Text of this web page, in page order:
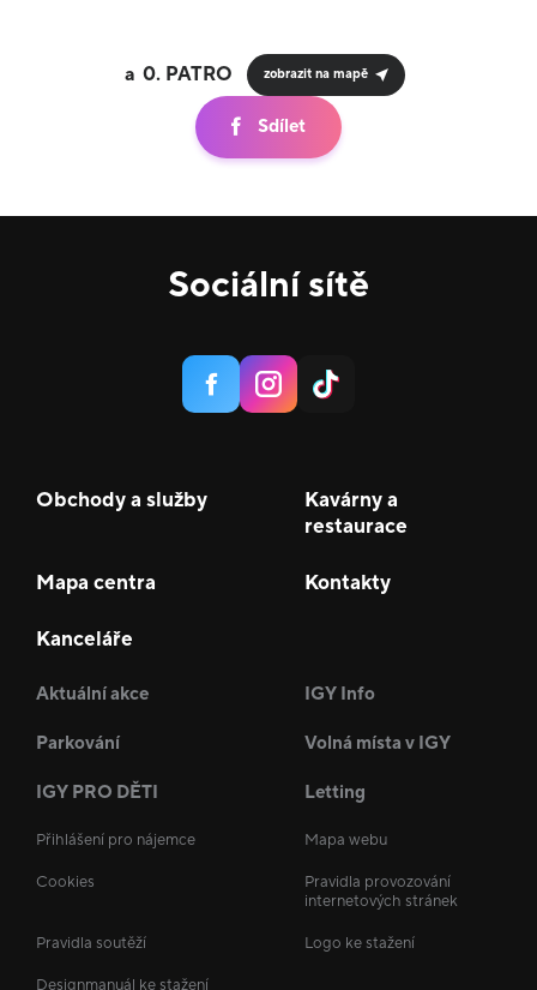
0. zobrazit na mapě
Sdílet
Sociální sítě
Obchody a služby
Kavárny a
restaurace
Mapa centra Kontakty
Kanceláře
Aktuální akce IGY Info
Parkování Volná místa v IGY
IGY PRO DĚTI Letting
Přihlášení pro nájemce Mapa webu
Cookies
Pravidla provozování
internetových stránek
Pravidla soutěží Logo ke stažení
Designmanuál ke stažení